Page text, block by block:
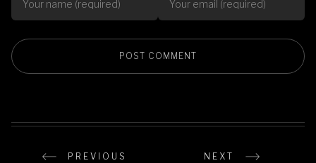
PREVIOUS NEXT